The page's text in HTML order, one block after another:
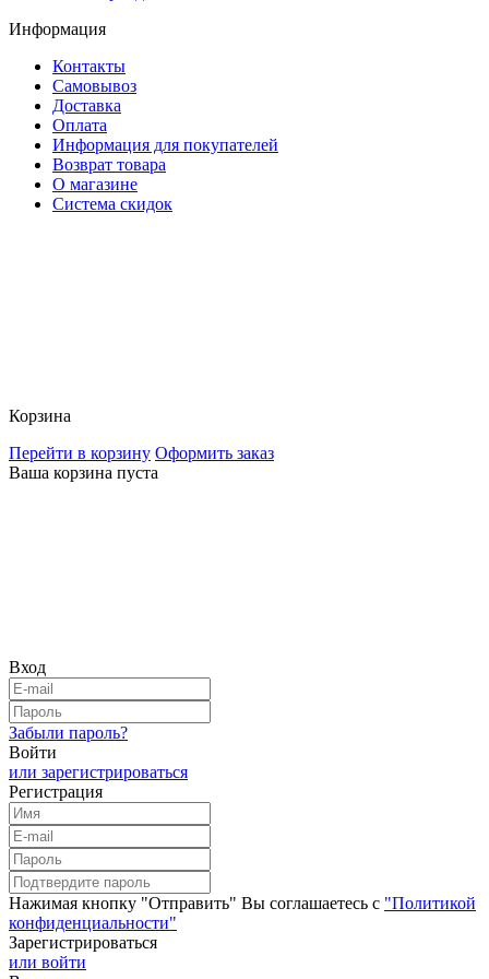
Информация
Контакты
Самовывоз
Доставка
Оплата
Информация для покупателей
Возврат товара
О магазине
Система скидок
Корзина
Перейти в корзину Оформить заказ
Ваша корзина пуста
Вход
Забыли пароль?
Войти
или зарегистрироваться
Регистрация
Нажимая кнопку "Отправить" Вы соглашаетесь с "Политикой
конфиденциальности"
Зарегистрироваться
или войти